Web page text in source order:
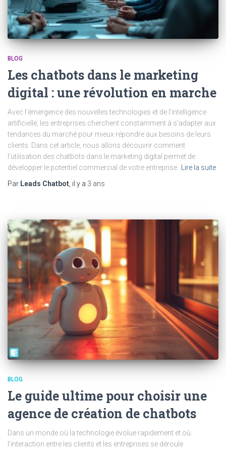
BLOG
Les chatbots dans le marketing
digital : une révolution en marche
Avec l’émergence des nouvelles technologies et de l’intelligence
artificielle, les entreprises cherchent constamment à s’adapter aux
tendances du marché pour mieux répondre aux besoins de leurs
clients. Dans cet article, nous allons découvrir comment
l’utilisation des chatbots dans le marketing digital permet de
développer le potentiel commercial de votre entreprise.
Lire la suite
Par Leads Chatbot , il y a 3 ans
BLOG
Le guide ultime pour choisir une
agence de création de chatbots
Dans un monde où la technologie évolue rapidement et où
l’interaction entre les clients et les entreprises se déroule